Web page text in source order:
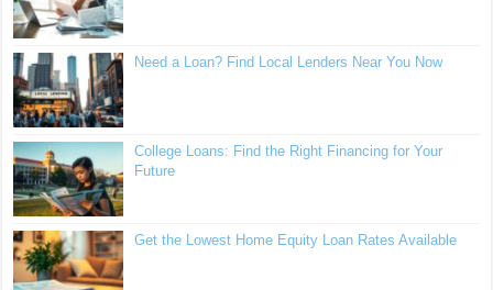
Need a Loan? Find Local Lenders Near You Now
College Loans: Find the Right Financing for Your
Future
Get the Lowest Home Equity Loan Rates Available